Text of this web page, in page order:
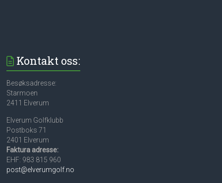
Kontakt oss:
Besøksadresse:
Starmoen
2411 Elverum
Elverum Golfklubb
Postboks 71
2401 Elverum
Faktura adresse:
EHF: 983 815 960
post@elverumgolf.no